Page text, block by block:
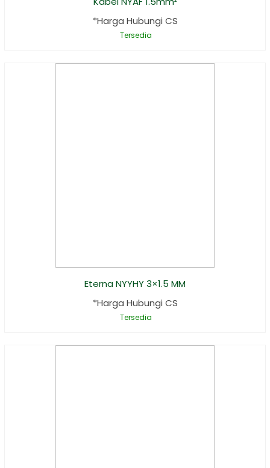
*Harga Hubungi CS
Tersedia
Eterna NYYHY 3×1.5 MM
*Harga Hubungi CS
Tersedia